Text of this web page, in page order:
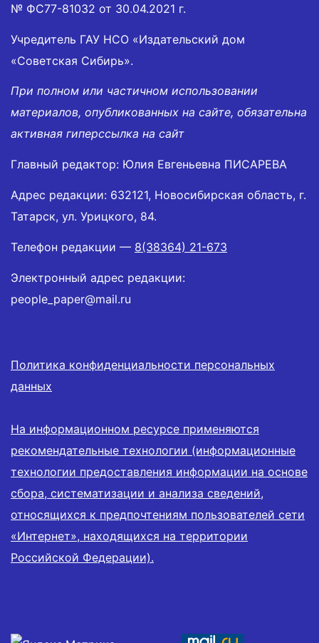
№ ФС77-81032 от 30.04.2021 г.
Учредитель ГАУ НСО «Издательский дом
«Советская Сибирь».
При полном или частичном использовании
материалов, опубликованных на сайте, обязательна
активная гиперссылка на сайт
Главный редактор: Юлия Евгеньевна ПИСАРЕВА
Адрес редакции: 632121, Новосибирская область, г.
Татарск, ул. Урицкого, 84.
Телефон редакции — 8(38364) 21-673
Электронный адрес редакции:
people_paper@mail.ru
Политика конфиденциальности персональных
данных
На информационном ресурсе применяются
рекомендательные технологии (информационные
технологии предоставления информации на основе
сбора, систематизации и анализа сведений,
относящихся к предпочтениям пользователей сети
«Интернет», находящихся на территории
Российской Федерации).